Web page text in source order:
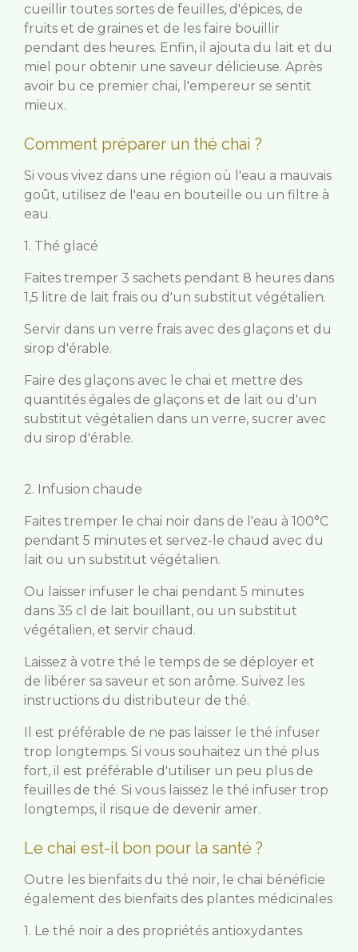
cueillir toutes sortes de feuilles, d'épices, de
fruits et de graines et de les faire bouillir
pendant des heures. Enfin, il ajouta du lait et du
miel pour obtenir une saveur délicieuse. Après
avoir bu ce premier chai, l'empereur se sentit
mieux.
Comment préparer un thé chai ?
Si vous vivez dans une région où l'eau a mauvais
goût, utilisez de l'eau en bouteille ou un filtre à
eau.
1. Thé glacé
Faites tremper 3 sachets pendant 8 heures dans
1,5 litre de lait frais ou d'un substitut végétalien.
Servir dans un verre frais avec des glaçons et du
sirop d'érable.
Faire des glaçons avec le chai et mettre des
quantités égales de glaçons et de lait ou d'un
substitut végétalien dans un verre, sucrer avec
du sirop d'érable.
2. Infusion chaude
Faites tremper le chai noir dans de l'eau à 100°C
pendant 5 minutes et servez-le chaud avec du
lait ou un substitut végétalien.
Ou laisser infuser le chai pendant 5 minutes
dans 35 cl de lait bouillant, ou un substitut
végétalien, et servir chaud.
Laissez à votre thé le temps de se déployer et
de libérer sa saveur et son arôme. Suivez les
instructions du distributeur de thé.
Il est préférable de ne pas laisser le thé infuser
trop longtemps. Si vous souhaitez un thé plus
fort, il est préférable d'utiliser un peu plus de
feuilles de thé. Si vous laissez le thé infuser trop
longtemps, il risque de devenir amer.
Le chai est-il bon pour la santé ?
Outre les bienfaits du thé noir, le chai bénéficie
également des bienfaits des plantes médicinales
1. Le thé noir a des propriétés antioxydantes